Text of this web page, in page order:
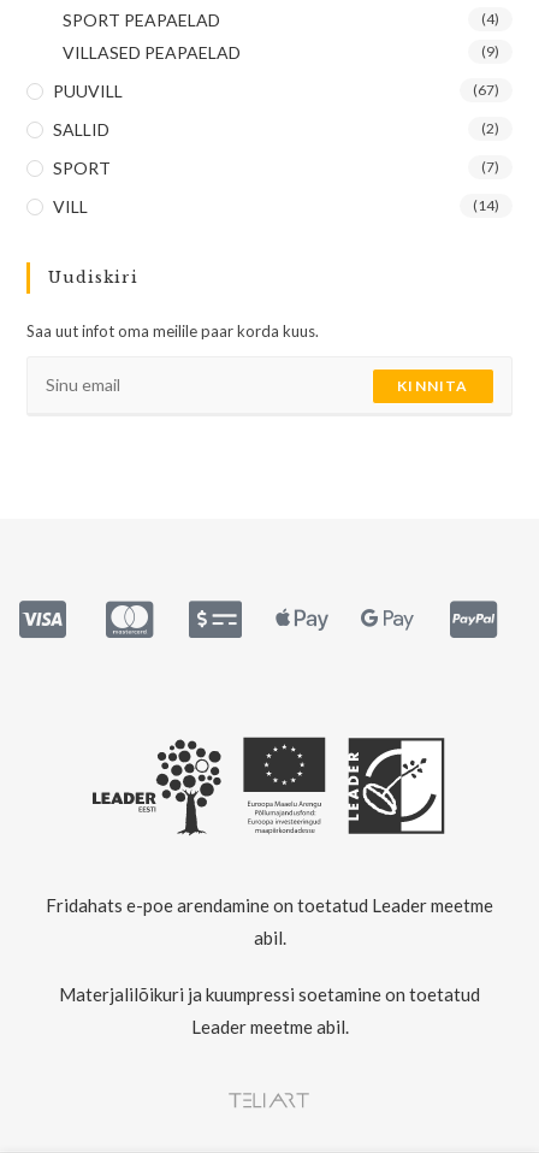
SPORT PEAPAELAD (4)
VILLASED PEAPAELAD (9)
PUUVILL (67)
SALLID (2)
SPORT (7)
VILL (14)
Uudiskiri
Saa uut infot oma meilile paar korda kuus.
KINNITA
Fridahats e-poe arendamine on toetatud Leader meetme
abil.
Materjalilõikuri ja kuumpressi soetamine on toetatud
Leader meetme abil.